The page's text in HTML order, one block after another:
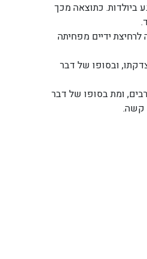
ביולדות. כתוצאה מכך
ידיים מפחיתה
ובסופו של דבר
ומת בסופו של דבר
קשה.